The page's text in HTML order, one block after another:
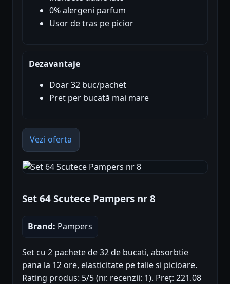
0% alergeni parfum
Usor de tras pe picior
Dezavantaje
Doar 32 buc/pachet
Pret per bucată mai mare
Vezi oferta
Set 64 Scutece Pampers nr 8
Brand: Pampers
Set cu 2 pachete de 32 de bucati, absorbtie
pana la 12 ore, elasticitate pe talie si picioare.
Rating produs: 5/5 (nr. recenzii: 1). Preț: 221.08